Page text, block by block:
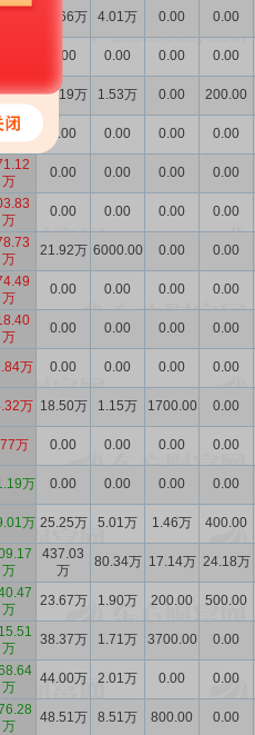
25.66万 4.01万 0.00 0.00
0.00 0.00 0.00 0.00
万
10.19万 1.53万 0.00 200.00
万
0.00 0.00 0.00 0.00
万
0.00 0.00 0.00 0.00
万
0.00 0.00 0.00 0.00
万
21.92万 6000.00 0.00 0.00
万
0.00 0.00 0.00 0.00
万
0.00 0.00 0.00 0.00
万 0.00 0.00 0.00 0.00
万 18.50万 1.15万 1700.00 0.00
万 0.00 0.00 0.00 0.00
万 0.00 0.00 0.00 0.00
万 25.25万 5.01万 1.46万 400.00
万
437.03
万
80.34万 17.14万 24.18万
万
23.67万 1.90万 200.00 500.00
万
38.37万 1.71万 3700.00 0.00
万
44.00万 2.01万 0.00 0.00
万
48.51万 8.51万 800.00 0.00